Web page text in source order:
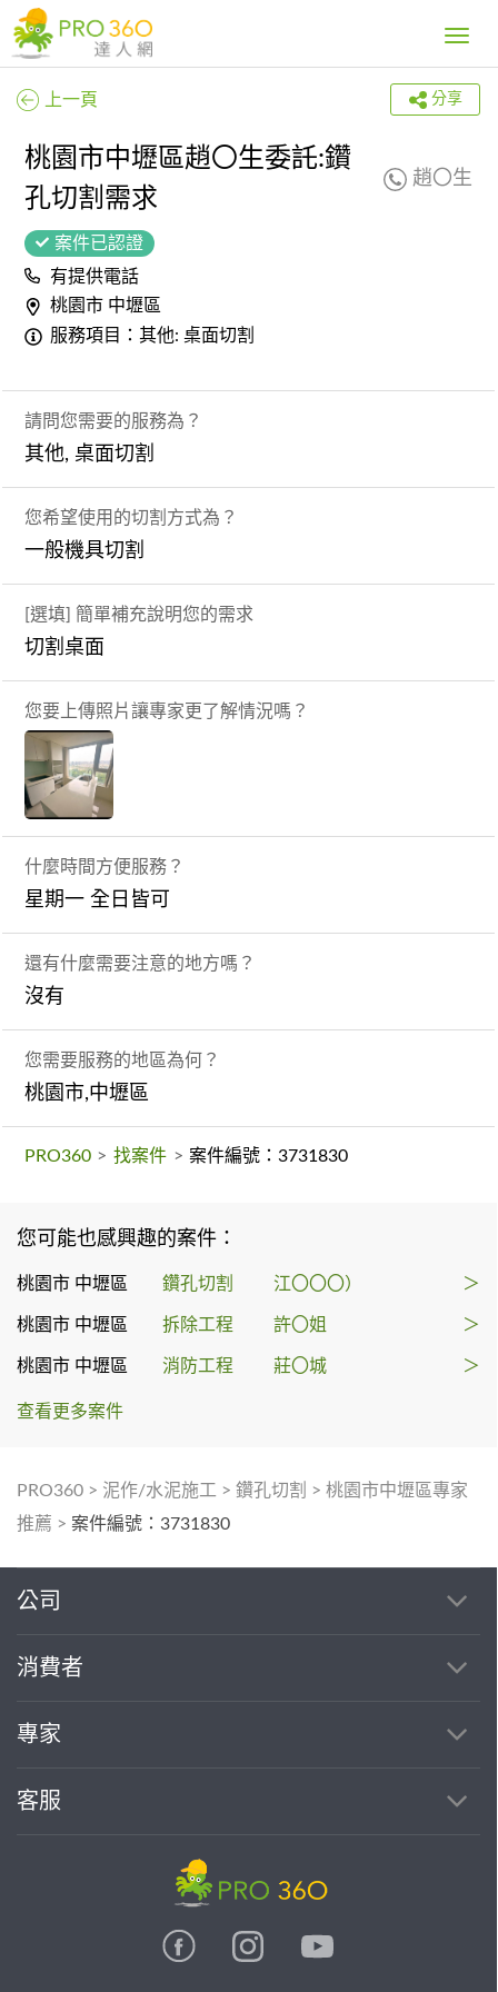
Toggle
上一頁 分享
桃園市中壢區趙〇生委託:鑽
孔切割需求
趙〇生
案件已認證
有提供電話
桃園市 中壢區
服務項目：其他: 桌面切割
請問您需要的服務為？
其他, 桌面切割
您希望使用的切割方式為？
一般機具切割
[選填] 簡單補充說明您的需求
切割桌面
您要上傳照片讓專家更了解情況嗎？
什麼時間方便服務？
星期一 全日皆可
還有什麼需要注意的地方嗎？
沒有
您需要服務的地區為何？
桃園市,中壢區
PRO360 > 找案件 > 案件編號：3731830
您可能也感興趣的案件：
桃園市 中壢區 鑽孔切割 江〇〇〇） ＞
桃園市 中壢區 拆除工程 許〇姐 ＞
桃園市 中壢區 消防工程 莊〇城 ＞
查看更多案件
PRO360 > 泥作/水泥施工 > 鑽孔切割 > 桃園市中壢區專家
推薦 > 案件編號：3731830
公司
消費者
專家
客服